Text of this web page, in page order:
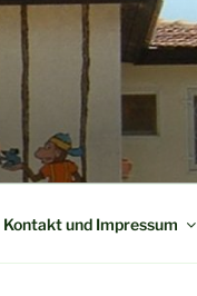
Kontakt und Impressum